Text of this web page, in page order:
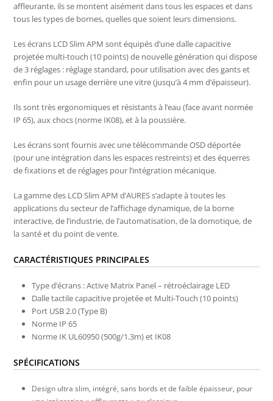
affleurante, ils se montent aisément dans tous les espaces et dans
tous les types de bornes, quelles que soient leurs dimensions.
Les écrans LCD Slim APM sont équipés d’une dalle capacitive
projetée multi-touch (10 points) de nouvelle génération qui dispose
de 3 réglages : réglage standard, pour utilisation avec des gants et
enfin pour un usage derrière une vitre (jusqu’à 4 mm d’épaisseur).
Ils sont très ergonomiques et résistants à l’eau (face avant normée
IP 65), aux chocs (norme IK08), et à la poussière.
Les écrans sont fournis avec une télécommande OSD déportée
(pour une intégration dans les espaces restreints) et des équerres
de fixations et de réglages pour l’intégration mécanique.
La gamme des LCD Slim APM d’AURES s’adapte à toutes les
applications du secteur de l’affichage dynamique, de la borne
interactive, de l’industrie, de l’automatisation, de la domotique, de
la santé et du point de vente.
CARACTÉRISTIQUES PRINCIPALES
Type d’écrans : Active Matrix Panel – rétroéclairage LED
Dalle tactile capacitive projetée et Multi-Touch (10 points)
Port USB 2.0 (Type B)
Norme IP 65
Norme IK UL60950 (500g/1.3m) et IK08
SPÉCIFICATIONS
Design ultra slim, intégré, sans bords et de faible épaisseur, pour